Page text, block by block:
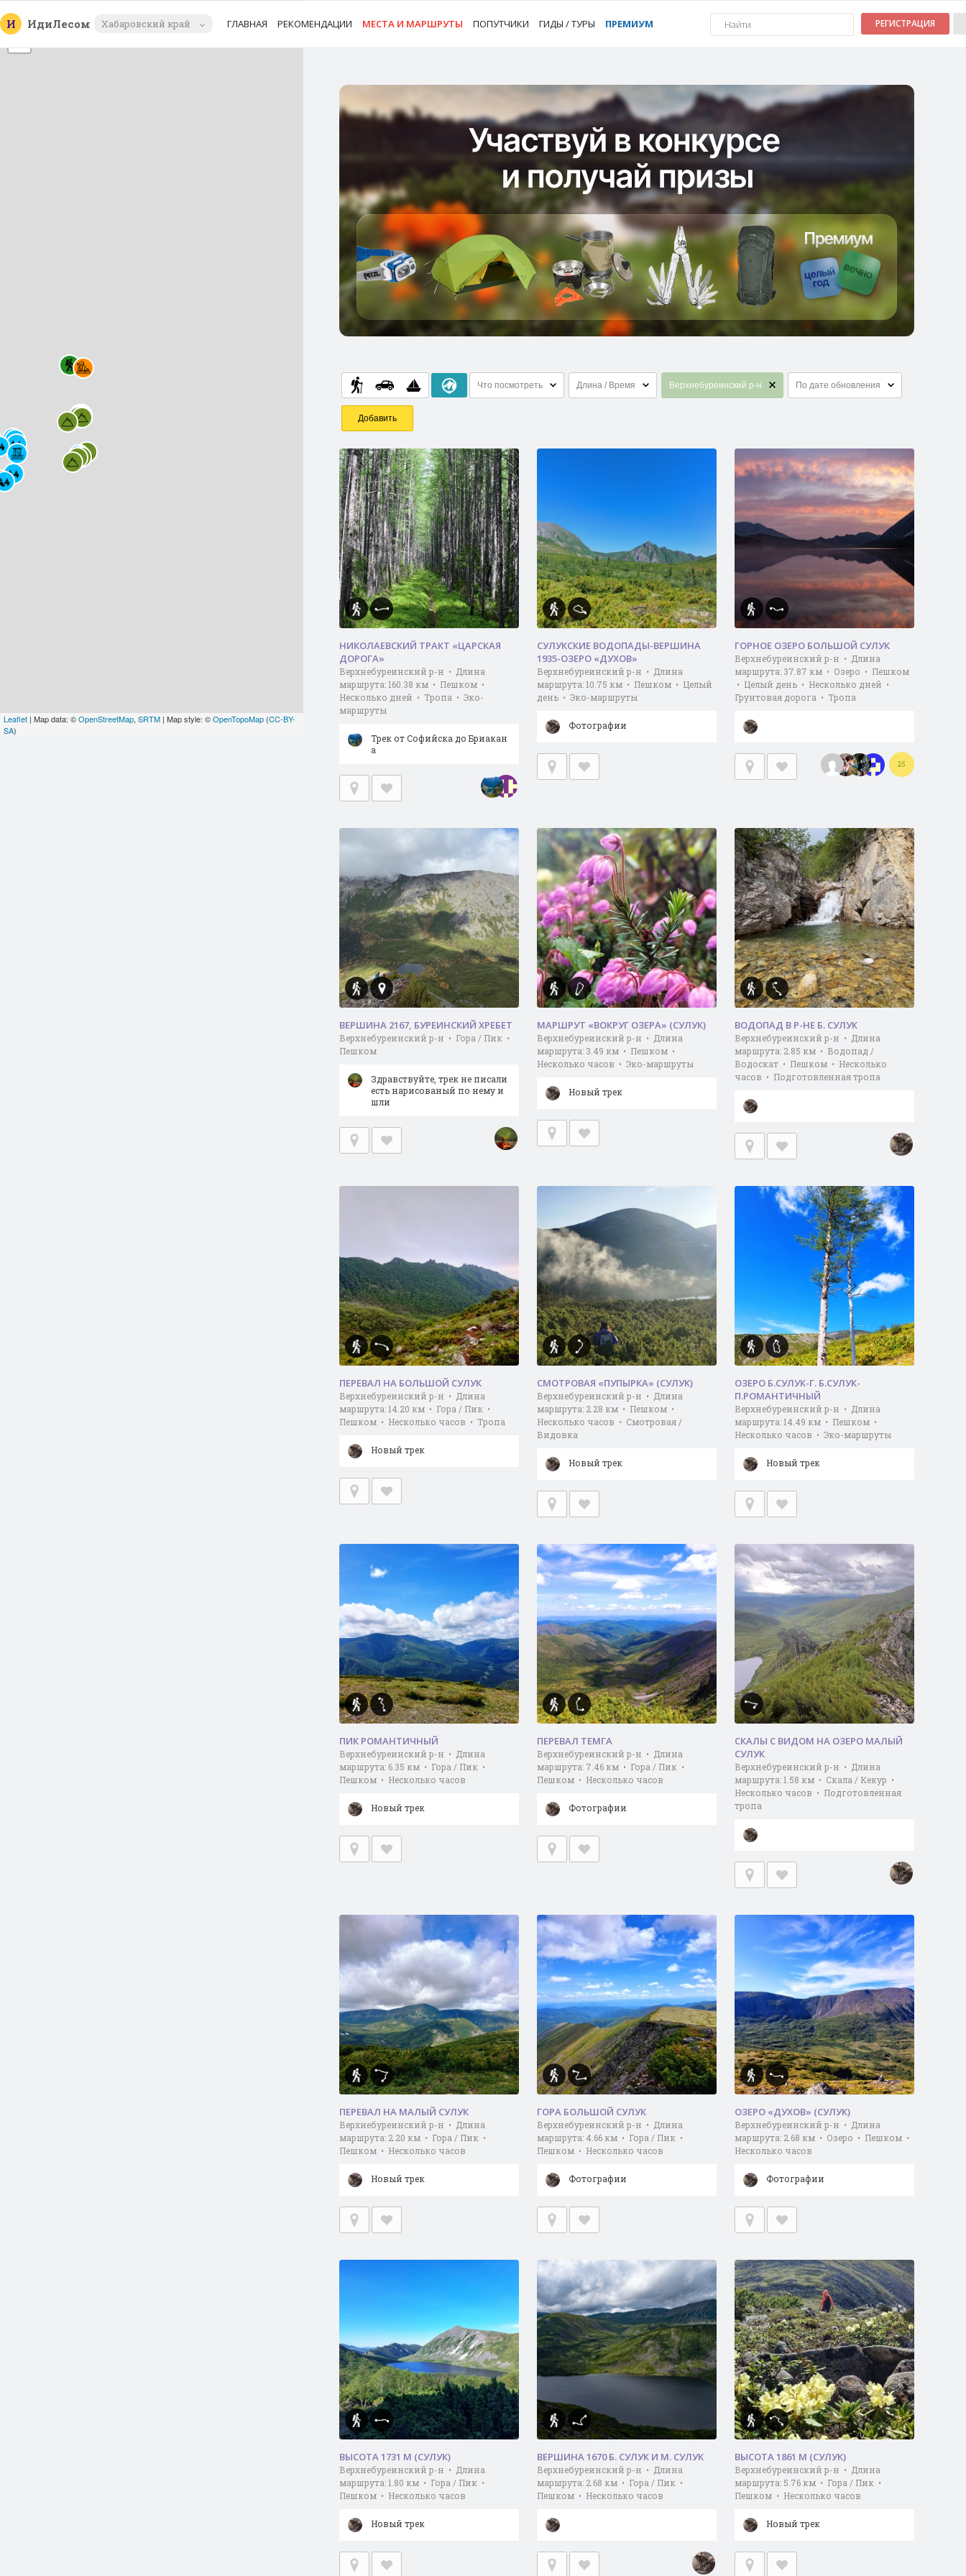
И ИдиЛесом Хабаровский край ГЛАВНАЯ РЕКОМЕНДАЦИИ МЕСТА И МАРШРУТЫ ПОПУТЧИКИ ГИДЫ / ТУРЫ ПРЕМИУМ РЕГИСТРАЦИЯ
+
Leaflet | Map data: ©OpenStreetMap, SRTM | Map style: ©OpenTopoMap (CC-BY-
SA)
Что посмотреть Длина / Время Верхнебуреинский р-н По дате обновления
Добавить
НИКОЛАЕВСКИЙ ТРАКТ «ЦАРСКАЯ
ДОРОГА»
Верхнебуреинский р-н • Длина
маршрута: 160.38 км • Пешком •
Несколько дней • Тропа • Эко-
маршруты
Трек от Софийска до Бриакан
а
СУЛУКСКИЕ ВОДОПАДЫ-ВЕРШИНА
1935-ОЗЕРО «ДУХОВ»
Верхнебуреинский р-н • Длина
маршрута: 10.75 км • Пешком • Целый
день • Эко-маршруты
Фотографии
ГОРНОЕ ОЗЕРО БОЛЬШОЙ СУЛУК
Верхнебуреинский р-н • Длина
маршрута: 37.87 км • Озеро • Пешком
• Целый день • Несколько дней •
Грунтовая дорога • Тропа
25
ВЕРШИНА 2167, БУРЕИНСКИЙ ХРЕБЕТ
Верхнебуреинский р-н • Гора / Пик •
Пешком
Здравствуйте, трек не писали
есть нарисованый по нему и
шли
МАРШРУТ «ВОКРУГ ОЗЕРА» (СУЛУК)
Верхнебуреинский р-н • Длина
маршрута: 3.49 км • Пешком •
Несколько часов • Эко-маршруты
Новый трек
ВОДОПАД В Р-НЕ Б. СУЛУК
Верхнебуреинский р-н • Длина
маршрута: 2.85 км • Водопад /
Водоскат • Пешком • Несколько
часов • Подготовленная тропа
ПЕРЕВАЛ НА БОЛЬШОЙ СУЛУК
Верхнебуреинский р-н • Длина
маршрута: 14.20 км • Гора / Пик •
Пешком • Несколько часов • Тропа
Новый трек
СМОТРОВАЯ «ПУПЫРКА» (СУЛУК)
Верхнебуреинский р-н • Длина
маршрута: 2.28 км • Пешком •
Несколько часов • Смотровая /
Видовка
Новый трек
ОЗЕРО Б.СУЛУК-Г. Б.СУЛУК-
П.РОМАНТИЧНЫЙ
Верхнебуреинский р-н • Длина
маршрута: 14.49 км • Пешком •
Несколько часов • Эко-маршруты
Новый трек
ПИК РОМАНТИЧНЫЙ
Верхнебуреинский р-н • Длина
маршрута: 6.35 км • Гора / Пик •
Пешком • Несколько часов
Новый трек
ПЕРЕВАЛ ТЕМГА
Верхнебуреинский р-н • Длина
маршрута: 7.46 км • Гора / Пик •
Пешком • Несколько часов
Фотографии
СКАЛЫ С ВИДОМ НА ОЗЕРО МАЛЫЙ
СУЛУК
Верхнебуреинский р-н • Длина
маршрута: 1.58 км • Скала / Кекур •
Несколько часов • Подготовленная
тропа
ПЕРЕВАЛ НА МАЛЫЙ СУЛУК
Верхнебуреинский р-н • Длина
маршрута: 2.20 км • Гора / Пик •
Пешком • Несколько часов
Новый трек
ГОРА БОЛЬШОЙ СУЛУК
Верхнебуреинский р-н • Длина
маршрута: 4.66 км • Гора / Пик •
Пешком • Несколько часов
Фотографии
ОЗЕРО «ДУХОВ» (СУЛУК)
Верхнебуреинский р-н • Длина
маршрута: 2.68 км • Озеро • Пешком •
Несколько часов
Фотографии
ВЫСОТА 1731 М (СУЛУК)
Верхнебуреинский р-н • Длина
маршрута: 1.80 км • Гора / Пик •
Пешком • Несколько часов
Новый трек
ВЕРШИНА 1670 Б. СУЛУК И М. СУЛУК
Верхнебуреинский р-н • Длина
маршрута: 2.68 км • Гора / Пик •
Пешком • Несколько часов
ВЫСОТА 1861 М (СУЛУК)
Верхнебуреинский р-н • Длина
маршрута: 5.76 км • Гора / Пик •
Пешком • Несколько часов
Новый трек